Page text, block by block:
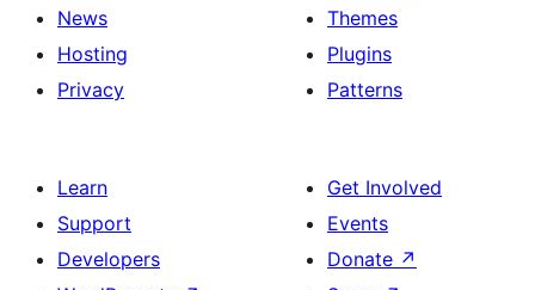
News
Hosting
Privacy
Themes
Plugins
Patterns
Learn
Support
Developers
Get Involved
Events
Donate ↗